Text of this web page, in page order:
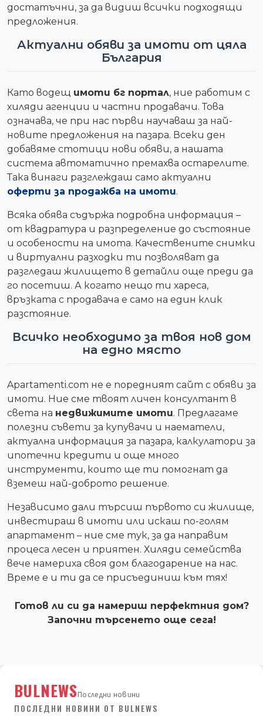
достатъчни, за да видиш всички подходящи
предложения.
Актуални обяви за имоти от цяла
България
Като водещ имоти бг портал, ние работим с
хиляди агенции и частни продавачи. Това
означава, че при нас първи научаваш за най-
новите предложения на пазара. Всеки ден
добавяме стотици нови обяви, а нашата
система автоматично премахва остарелите.
Така винаги разглеждаш само актуални
оферти за продажба на имоти.
Всяка обява съдържа подробна информация –
от квадратура и разпределение до състояние
и особености на имота. Качествените снимки
и виртуални разходки ти позволяват да
разгледаш жилището в детайли още преди да
го посетиш. А когато нещо ти хареса,
връзката с продавача е само на един клик
разстояние.
Всичко необходимо за твоя нов дом
на едно място
Apartamenti.com не е поредният сайт с обяви за
имоти. Ние сме твоят личен консултант в
света на недвижимите имоти. Предлагаме
полезни съвети за купувачи и наематели,
актуална информация за пазара, калкулатори за
ипотечни кредити и още много
инструменти, които ще ти помогнат да
вземеш най-доброто решение.
Независимо дали търсиш първото си жилище,
инвестираш в имоти или искаш по-голям
апартамент – ние сме тук, за да направим
процеса лесен и приятен. Хиляди семейства
вече намериха своя дом благодарение на нас.
Време е и ти да се присъединиш към тях!
Готов ли си да намериш перфектния дом?
Започни търсенето още сега!
BULNEWSПоследни новини
ПОСЛЕДНИ НОВИНИ ОТ BULNEWS